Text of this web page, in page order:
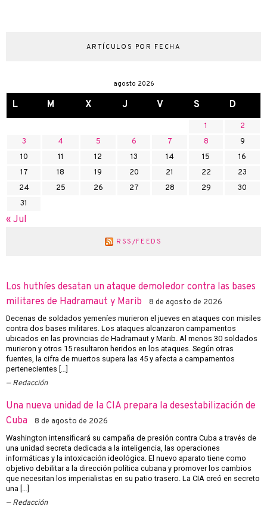
ARTÍCULOS POR FECHA
agosto 2026
L M X J V S D
1
2
3
4 5 6 7 8
9
10
11 12 13 14 15
16
17
18 19 20 21 22
23
24
25 26 27 28 29
30
31
« Jul
RSS/FEEDS
Los huthíes desatan un ataque demoledor contra las bases
militares de Hadramaut y Marib
8 de agosto de 2026
Decenas de soldados yemeníes murieron el jueves en ataques con misiles
contra dos bases militares. Los ataques alcanzaron campamentos
ubicados en las provincias de Hadramaut y Marib. Al menos 30 soldados
murieron y otros 15 resultaron heridos en los ataques. Según otras
fuentes, la cifra de muertos supera las 45 y afecta a campamentos
pertenecientes […]
Redacción
Una nueva unidad de la CIA prepara la desestabilización de
Cuba
8 de agosto de 2026
Washington intensificará su campaña de presión contra Cuba a través de
una unidad secreta dedicada a la inteligencia, las operaciones
informáticas y la intoxicación ideológica. El nuevo aparato tiene como
objetivo debilitar a la dirección política cubana y promover los cambios
que necesitan los imperialistas en su patio trasero. La CIA creó en secreto
una […]
Redacción